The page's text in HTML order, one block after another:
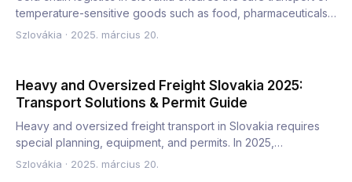
temperature-sensitive goods such as food, pharmaceuticals…
Szlovákia · 2025. március 20.
Heavy and Oversized Freight Slovakia 2025:
Transport Solutions & Permit Guide
Heavy and oversized freight transport in Slovakia requires
special planning, equipment, and permits. In 2025,
companies…
Szlovákia · 2025. március 20.